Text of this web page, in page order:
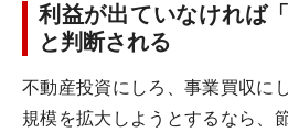
利益が出ていなければ
と判断される
不動産投資にしろ、事業買収に
規模を拡大しようとするなら、